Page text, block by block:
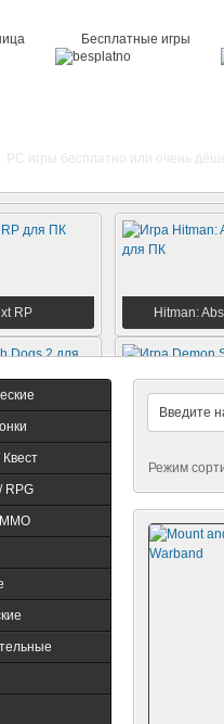
Бесплатные игры
PC игры бесплатно или очень
RP Hitman:
Demon
Desert NFS: Most
Режим
RPG